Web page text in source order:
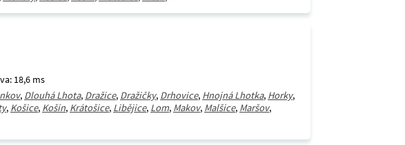
18,6 ms
, Dlouhá Lhota, Dražice, Dražičky, Drhovice, Hnojná Lhotka, Horky,
, Košice, Košín, Krátošice, Libějice, Lom, Makov, Malšice, Maršov,